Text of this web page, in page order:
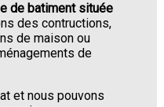
de batiment située
des contructions,
de maison ou
de
et nous pouvons